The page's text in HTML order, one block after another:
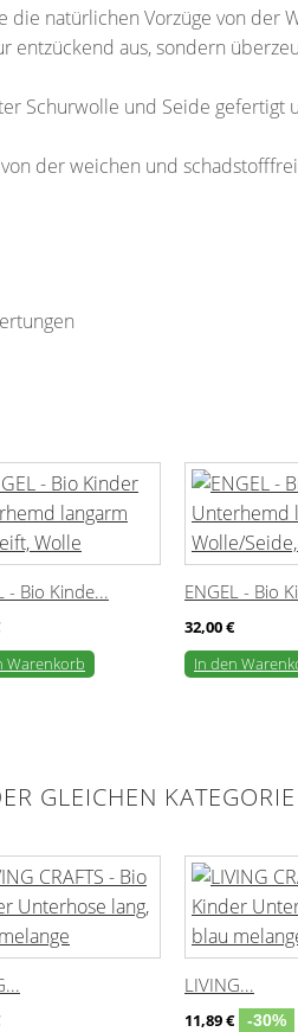
natürlichen Vorzüge von der
entzückend aus, sondern
Schurwolle und Seide gefertigt
der weichen und
- Bio Kinde...
Warenkorb
ENGEL - Bio
32,00 €
In den
GLEICHEN KATEGORIE
LIVING...
11,89 € -30%